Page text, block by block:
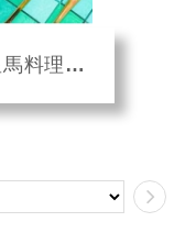
超商吃得到！知名星馬料理聯名全家推四款「南洋美食」 檳城炒泡麵、加央牛油烤土司讓...